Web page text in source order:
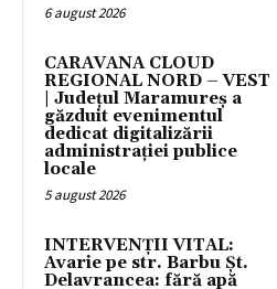
6 august 2026
CARAVANA CLOUD
REGIONAL NORD – VEST
| Județul Maramureș a
găzduit evenimentul
dedicat digitalizării
administrației publice
locale
5 august 2026
INTERVENȚII VITAL:
Avarie pe str. Barbu Șt.
Delavrancea: fără apă